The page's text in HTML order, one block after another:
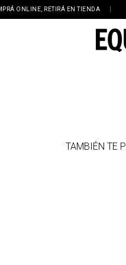
ONLINE, RETIRÁ EN TIENDA |
TAMBIÉN TE